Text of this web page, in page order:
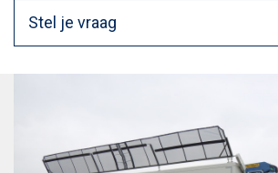
Stel je vraag